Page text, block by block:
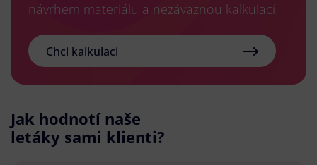
návrhem materiálu a nezávaznou kalkulací.
Chci kalkulaci
Jak hodnotí naše
letáky sami klienti?